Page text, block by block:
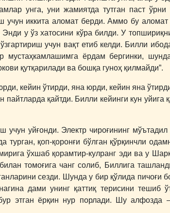
унга, уни жамиятда тутган паст ўрни
учун иккита аломат берди. Аммо бу
у ўз хатосини кўра билди. У
учун вақт етиб келди. Билли
ёрдам бергинки,
қутқарилади ва бошқа гуноҳ қилмайди”.
кейин ўтирди, яна юрди, кейин яна
пайтларда қайтди. Билли кейинги кун уйига
уйғонди. Электр чироғининг мўътадил
қоп-қоронғи бўлган қўрқинчли
ўхшаб қорамтир-кулранг эди ва у
томоғига чанг солиб, Биллига
сезди. Шунда у бир қўлида пичоғи
дами унинг қаттиқ терисини тешиб
этган ёрқин нур порлади. Шу